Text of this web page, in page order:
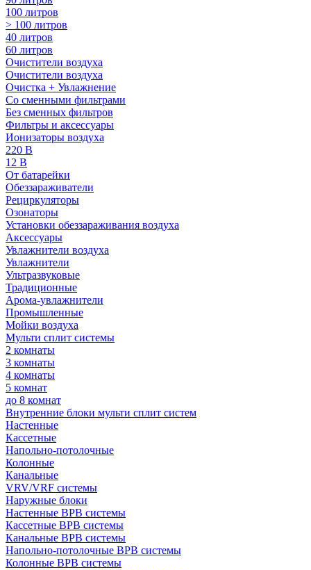
100 литров
> 100 литров
40 литров
60 литров
Очистители воздуха
Очистители воздуха
Очистка + Увлажнение
Cо сменными фильтрами
Без сменных фильтров
Фильтры и аксессуары
Ионизаторы воздуха
220 В
12 В
От батарейки
Обеззараживатели
Рециркуляторы
Озонаторы
Установки обеззараживания воздуха
Аксессуары
Увлажнители воздуха
Увлажнители
Ультразвуковые
Традиционные
Арома-увлажнители
Промышленные
Мойки воздуха
Мульти сплит системы
2 комнаты
3 комнаты
4 комнаты
5 комнат
до 8 комнат
Внутренние блоки мульти сплит систем
Настенные
Кассетные
Напольно-потолочные
Колонные
Канальные
VRV/VRF системы
Наружные блоки
Настенные ВРВ системы
Кассетные ВРВ системы
Канальные ВРВ системы
Напольно-потолочные ВРВ системы
Колонные ВРВ системы